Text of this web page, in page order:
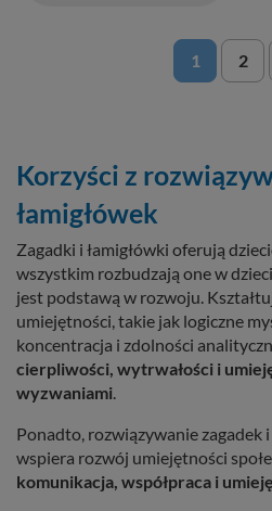
1 2
Korzyści z
łamigłówek
Zagadki i łamigłówki oferują
wszystkim rozbudzają one w
jest podstawą w rozwoju.
umiejętności, takie jak logiczne
koncentracja i zdolności
cierpliwości, wytrwałości i
wyzwaniami.
Ponadto, rozwiązywanie zagadek
wspiera rozwój umiejętności
komunikacja, współpraca i